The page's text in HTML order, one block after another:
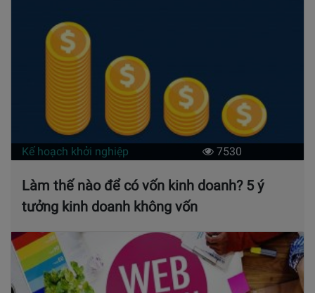
Kế hoạch khởi nghiệp 7530
Làm thế nào để có vốn kinh doanh? 5 ý
tưởng kinh doanh không vốn